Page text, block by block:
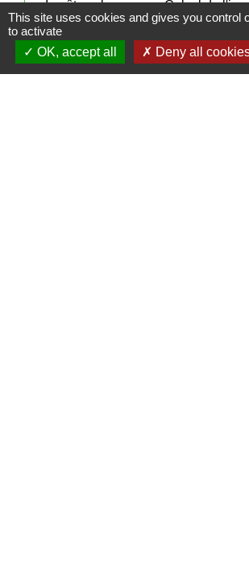
Impôt sur le revenu - Calcul de
Argent - Impôts - Consommation
Pour en savoir plus
This site uses cookies and gives you control
to activate
OK, accept all
Deny all